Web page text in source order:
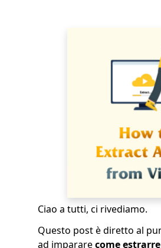
Ciao a tutti, ci rivediamo.
Questo post è diretto al
ad impararecome